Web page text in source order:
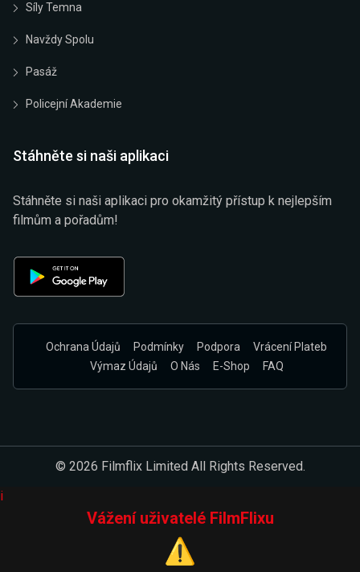
Síly Temna
Navždy Spolu
Pasáž
Policejní Akademie
Stáhněte si naši aplikaci
Stáhněte si naši aplikaci pro okamžitý přístup k nejlepším
filmům a pořadům!
Ochrana Údajů Podmínky Podpora
Vrácení Plateb
Výmaz Údajů
O Nás E-Shop FAQ
© 2026 Filmflix Limited All Rights Reserved.
i
Vážení uživatelé FilmFlixu
⚠️